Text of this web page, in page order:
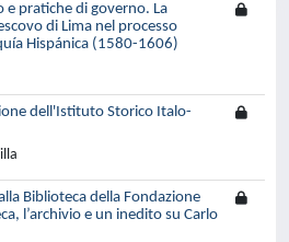
e pratiche di governo. La
di Lima nel processo
Hispánica (1580-1606)
dell'Istituto Storico Italo-
Biblioteca della Fondazione
l’archivio e un inedito su Carlo